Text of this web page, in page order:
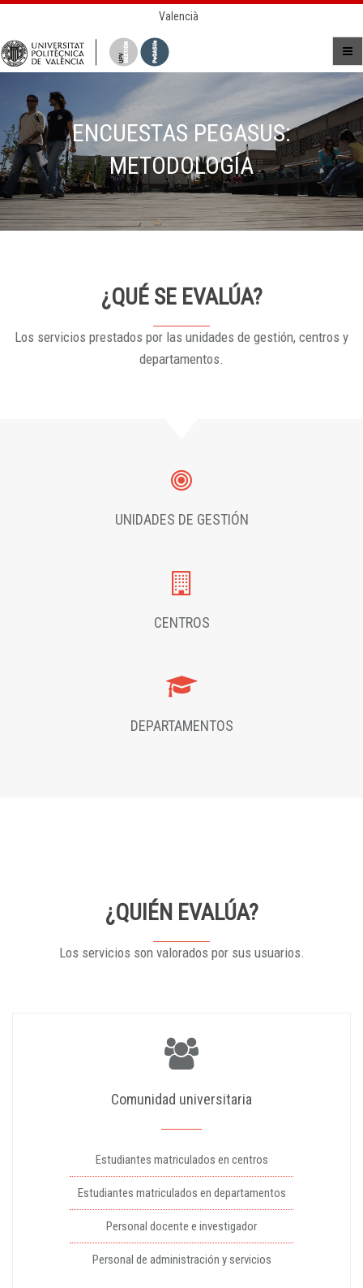
Valencià
ENCUESTAS PEGASUS:
METODOLOGÍA
¿QUÉ SE EVALÚA?
Los servicios prestados por las unidades de gestión, centros y
departamentos.
UNIDADES DE GESTIÓN
CENTROS
DEPARTAMENTOS
¿QUIÉN EVALÚA?
Los servicios son valorados por sus usuarios.
Comunidad universitaria
Estudiantes matriculados en centros
Estudiantes matriculados en departamentos
Personal docente e investigador
Personal de administración y servicios